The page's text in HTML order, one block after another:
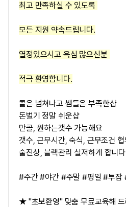
최고 만족하실 수 있도록
모든 지원 약속드립니다.
열정있으시고 욕심 많으신분
적극 환영합니다.
콜은 넘쳐나고 쌤들은 부족한샵
돈벌기 정말 쉬운샵
만콜, 원하는갯수 가능해요
갯수, 근무시간, 숙식, 근무조건
술진상, 블랙관리 철저하게 합니다
#주간 #야간 #주말 #평일 #투잡
★ "초보환영" 맞춤 무료교육해 드